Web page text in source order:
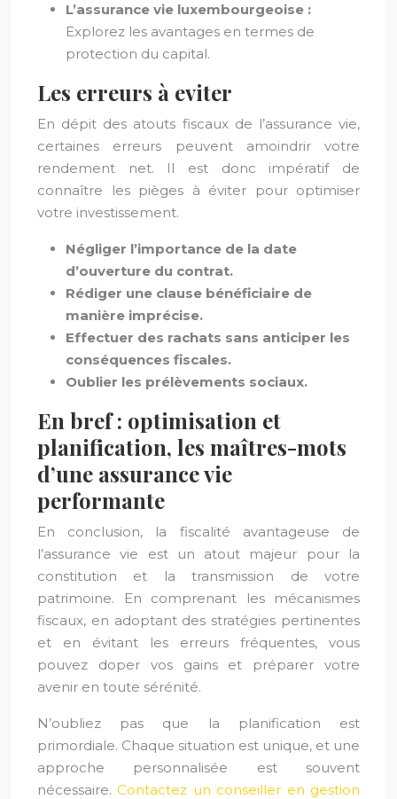
L’assurance vie luxembourgeoise :
Explorez les avantages en termes de
protection du capital.
Les erreurs à eviter
En dépit des atouts fiscaux de l’assurance vie,
certaines erreurs peuvent amoindrir votre
rendement net. Il est donc impératif de
connaître les pièges à éviter pour optimiser
votre investissement.
Négliger l’importance de la date
d’ouverture du contrat.
Rédiger une clause bénéficiaire de
manière imprécise.
Effectuer des rachats sans anticiper les
conséquences fiscales.
Oublier les prélèvements sociaux.
En bref : optimisation et
planification, les maîtres-mots
d’une assurance vie
performante
En conclusion, la fiscalité avantageuse de
l’assurance vie est un atout majeur pour la
constitution et la transmission de votre
patrimoine. En comprenant les mécanismes
fiscaux, en adoptant des stratégies pertinentes
et en évitant les erreurs fréquentes, vous
pouvez doper vos gains et préparer votre
avenir en toute sérénité.
N’oubliez pas que la planification est
primordiale. Chaque situation est unique, et une
approche personnalisée est souvent
nécessaire.Contactez un conseiller en gestion